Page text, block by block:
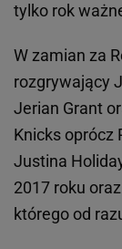
tylko rok
W zamian za
rozgrywający
Jerian Grant
Knicks oprócz
Justina
2017 roku
którego od